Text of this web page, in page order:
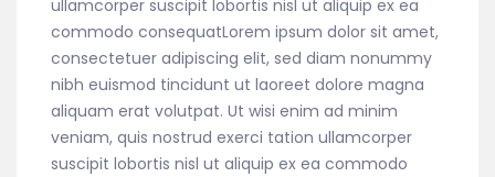
ullamcorper suscipit lobortis nisl ut aliquip ex ea
commodo consequatLorem ipsum dolor sit amet,
consectetuer adipiscing elit, sed diam nonummy
nibh euismod tincidunt ut laoreet dolore magna
aliquam erat volutpat. Ut wisi enim ad minim
veniam, quis nostrud exerci tation ullamcorper
suscipit lobortis nisl ut aliquip ex ea commodo